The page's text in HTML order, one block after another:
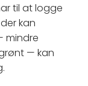
til at logge
kan
mindre
— kan